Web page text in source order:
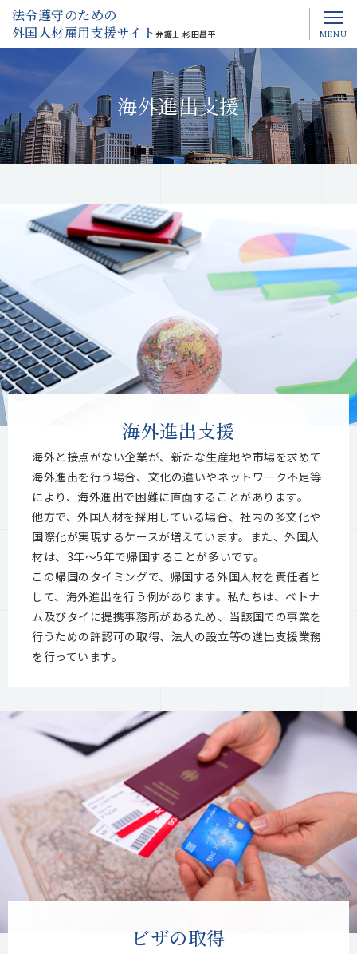
法令遵守のための
外国人材雇用支援サイト弁護士 杉田昌平 MENU
海外進出⽀援
海外進出⽀援
海外と接点がない企業が、新たな⽣産地や市場を求めて
海外進出を⾏う場合、⽂化の違いやネットワーク不⾜等
により、海外進出で困難に直⾯することがあります。
他⽅で、外国⼈材を採⽤している場合、社内の多⽂化や
国際化が実現するケースが増えています。また、外国⼈
材は、3年〜5年で帰国することが多いです。
この帰国のタイミングで、帰国する外国⼈材を責任者と
して、海外進出を⾏う例があります。私たちは、ベトナ
ム及びタイに提携事務所があるため、当該国での事業を
⾏うための許認可の取得、法⼈の設⽴等の進出⽀援業務
を⾏っています。
ビザの取得